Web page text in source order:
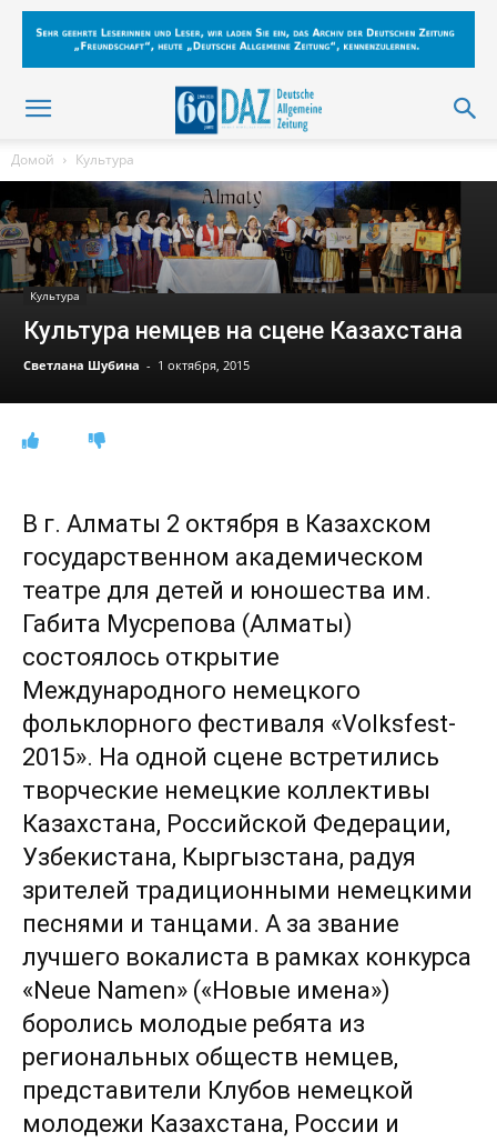
Домой Культура
Культура
Культура немцев на сцене Казахстана
Светлана Шубина - 1 октября, 2015
В г. Алматы 2 октября в Казахском
государственном академическом
театре для детей и юношества им.
Габита Мусрепова (Алматы)
состоялось открытие
Международного немецкого
фольклорного фестиваля «Volksfest-
2015». На одной сцене встретились
творческие немецкие коллективы
Казахстана, Российской Федерации,
Узбекистана, Кыргызстана, радуя
зрителей традиционными немецкими
песнями и танцами. А за звание
лучшего вокалиста в рамках конкурса
«Neue Namen» («Новые имена»)
боролись молодые ребята из
региональных обществ немцев,
представители Клубов немецкой
молодежи Казахстана, России и